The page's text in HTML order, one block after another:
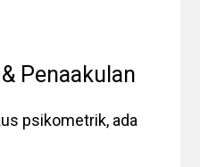
Penaakulan
psikometrik, ada